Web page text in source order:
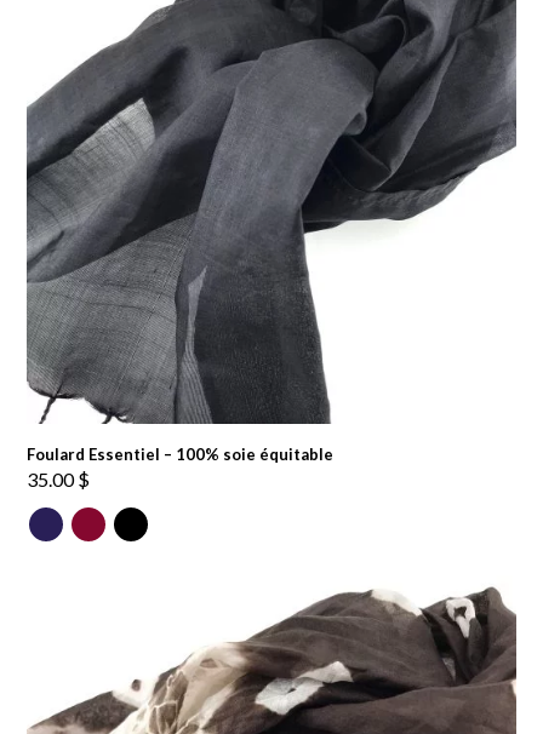
Foulard Essentiel – 100% soie équitable
35.00$